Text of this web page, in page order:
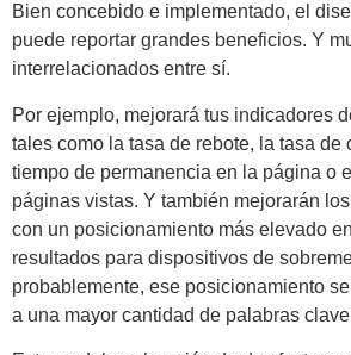
Bien concebido e implementado, el
puede reportar grandes beneficios. Y
interrelacionados entre sí.
Por ejemplo, mejorará tus indicadores
tales como la tasa de rebote, la tasa de
tiempo de permanencia en la página o
páginas vistas. Y también mejorarán
con un posicionamiento más elevado
resultados para dispositivos de
probablemente, ese posicionamiento
a una mayor cantidad de palabras